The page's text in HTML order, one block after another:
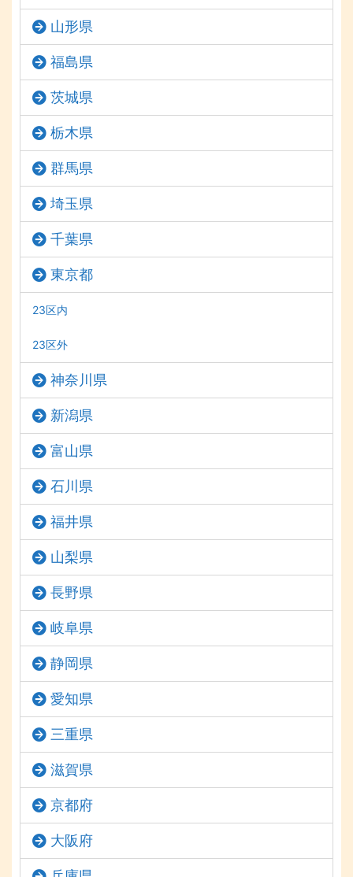
山形県
福島県
茨城県
栃木県
群馬県
埼玉県
千葉県
東京都
23区内
23区外
神奈川県
新潟県
富山県
石川県
福井県
山梨県
長野県
岐阜県
静岡県
愛知県
三重県
滋賀県
京都府
大阪府